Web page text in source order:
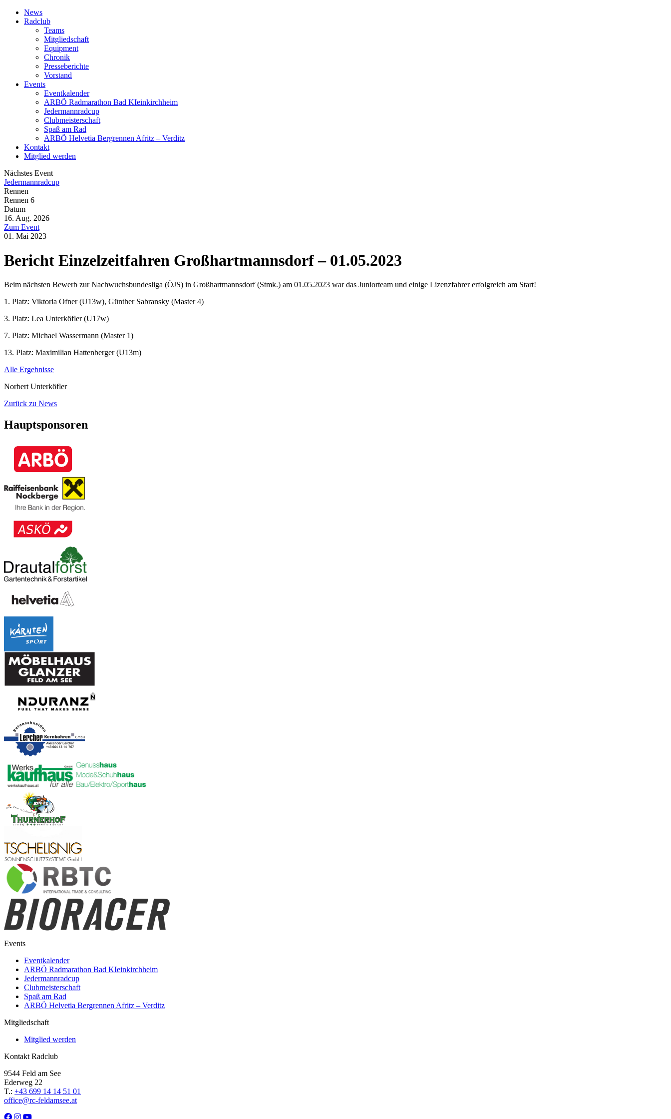
News
Radclub
Teams
Mitgliedschaft
Equipment
Chronik
Presseberichte
Vorstand
Events
Eventkalender
ARBÖ Radmarathon Bad KIeinkirchheim
Jedermannradcup
Clubmeisterschaft
Spaß am Rad
ARBÖ Helvetia Bergrennen Afritz – Verditz
Kontakt
Mitglied werden
Nächstes Event
Jedermannradcup
Rennen
Rennen 6
Datum
16. Aug. 2026
Zum Event
01. Mai 2023
Bericht Einzelzeitfahren Großhartmannsdorf – 01.05.2023
Beim nächsten Bewerb zur Nachwuchsbundesliga (ÖJS) in Großhartmannsdorf (Stmk.) am 01.05.2023 war das Juniorteam und einige Lizenzfahrer erfolgreich am Start!
1. Platz: Viktoria Ofner (U13w), Günther Sabransky (Master 4)
3. Platz: Lea Unterköfler (U17w)
7. Platz: Michael Wassermann (Master 1)
13. Platz: Maximilian Hattenberger (U13m)
Alle Ergebnisse
Norbert Unterköfler
Zurück zu News
Hauptsponsoren
Events
Eventkalender
ARBÖ Radmarathon Bad KIeinkirchheim
Jedermannradcup
Clubmeisterschaft
Spaß am Rad
ARBÖ Helvetia Bergrennen Afritz – Verditz
Mitgliedschaft
Mitglied werden
Kontakt Radclub
9544 Feld am See
Ederweg 22
T.: +43 699 14 14 51 01
office@rc-feldamsee.at